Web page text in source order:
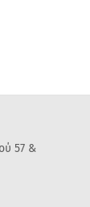
57 &